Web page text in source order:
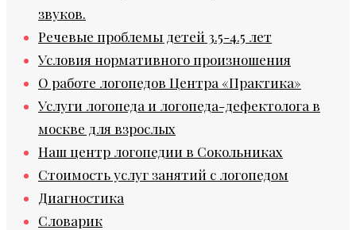
звуков.
Речевые проблемы детей 3.5-4.5 лет
Условия нормативного произношения
О работе логопедов Центра «Практика»
Услуги логопеда и логопеда-дефектолога в
москве для взрослых
Наш центр логопедии в Сокольниках
Стоимость услуг занятий с логопедом
Диагностика
Словарик